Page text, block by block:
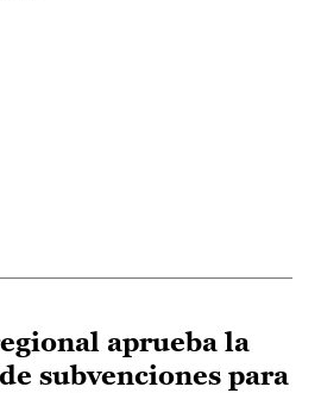
aprueba la
subvenciones para